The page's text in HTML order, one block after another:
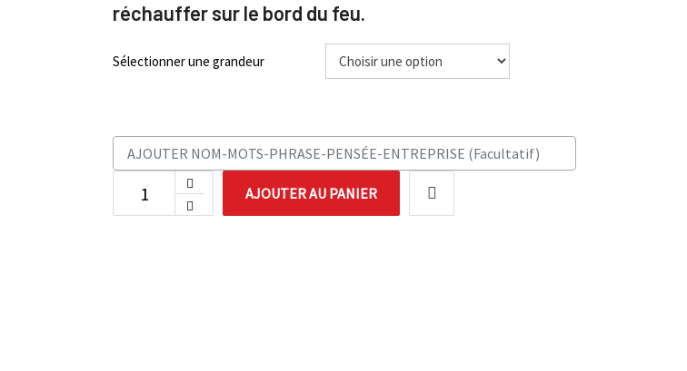
réchauffer sur le bord du feu.
Sélectionner une grandeur
AJOUTER AU PANIER